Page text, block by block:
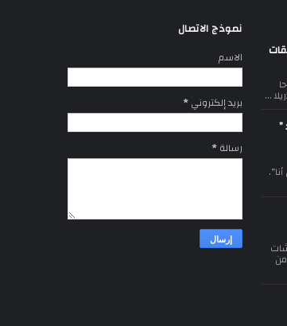
...
نموذج الاتصال
الاسم
بريد إلكتروني*
رسالة*